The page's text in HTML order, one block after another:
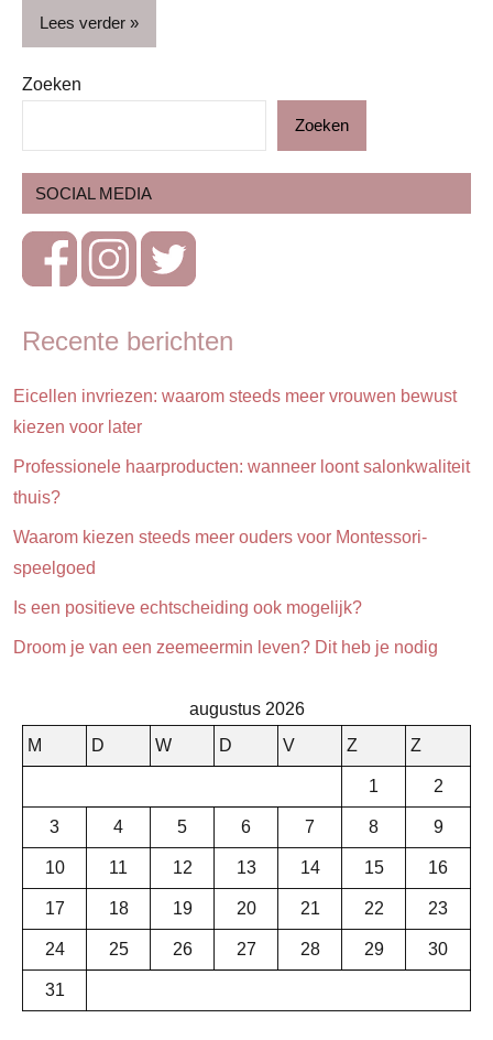
Lees verder
Begeleiding
Blog
Zwangerschap
Zoeken
Zoeken
SOCIAL MEDIA
Recente berichten
Eicellen invriezen: waarom steeds meer vrouwen bewust
kiezen voor later
Professionele haarproducten: wanneer loont salonkwaliteit
thuis?
Waarom kiezen steeds meer ouders voor Montessori-
speelgoed
Is een positieve echtscheiding ook mogelijk?
Droom je van een zeemeermin leven? Dit heb je nodig
augustus 2026
M
D W D V Z Z
1 2
3 4 5 6 7 8 9
10 11 12 13 14 15 16
17 18 19 20 21 22 23
24 25 26 27 28 29 30
31